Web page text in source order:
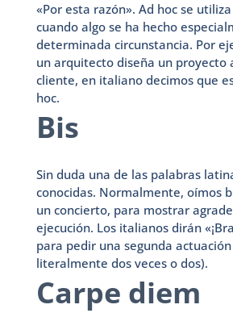
«Por esta razón». Ad hoc se
cuando algo se ha hecho
determinada circunstancia. Por
un arquitecto diseña un proyecto
cliente, en italiano decimos que
hoc.
Bis
Sin duda una de las palabras
conocidas. Normalmente, oímos
un concierto, para mostrar
ejecución. Los italianos dirán
para pedir una segunda
literalmente dos veces o dos).
Carpe diem